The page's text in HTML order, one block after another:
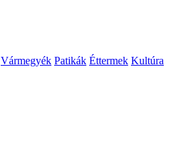
Vármegyék Patikák Éttermek Kultúra